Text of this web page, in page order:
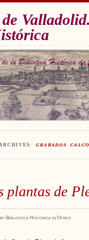
Valladolid.
GRABADOS
plantas de
by Biblioteca Histórica inOtros